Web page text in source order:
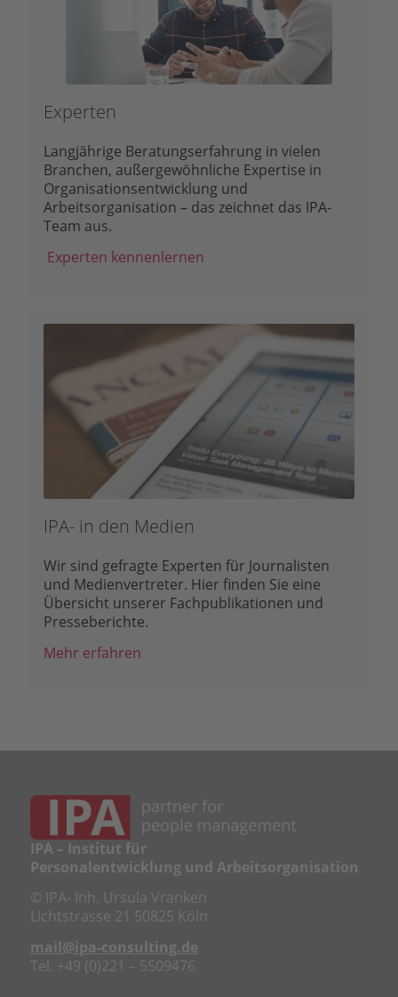
Experten
Langjährige Beratungserfahrung in vielen
Branchen, außergewöhnliche Expertise in
Organisationsentwicklung und
Arbeitsorganisation – das zeichnet das IPA-
Team aus.
Experten kennenlernen
IPA- in den Medien
Wir sind gefragte Experten für Journalisten
und Medienvertreter. Hier finden Sie eine
Übersicht unserer Fachpublikationen und
Presseberichte.
Mehr erfahren
IPA – Institut für
Personalentwicklung und Arbeitsorganisation
© IPA- Inh. Ursula Vranken
Lichtstrasse 21 50825 Köln
mail@ipa-consulting.de
Tel. +49 (0)221 – 5509476